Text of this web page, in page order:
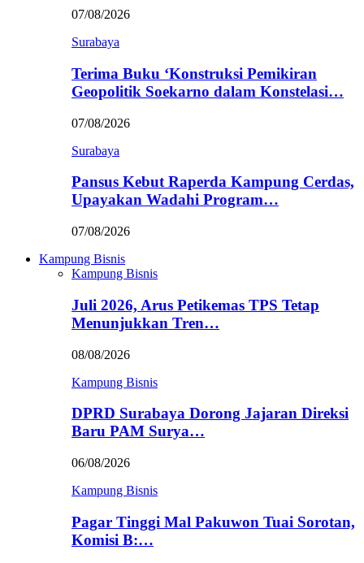
07/08/2026
Surabaya
Terima Buku ‘Konstruksi Pemikiran
Geopolitik Soekarno dalam Konstelasi…
07/08/2026
Surabaya
Pansus Kebut Raperda Kampung Cerdas,
Upayakan Wadahi Program…
07/08/2026
Kampung Bisnis
Kampung Bisnis
Juli 2026, Arus Petikemas TPS Tetap
Menunjukkan Tren…
08/08/2026
Kampung Bisnis
DPRD Surabaya Dorong Jajaran Direksi
Baru PAM Surya…
06/08/2026
Kampung Bisnis
Pagar Tinggi Mal Pakuwon Tuai Sorotan,
Komisi B:…